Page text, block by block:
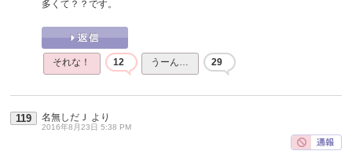
多くて？？です。
それな！ 12 うーん… 29
119 名無しだＪ より
2016年8月23日 5:38 PM